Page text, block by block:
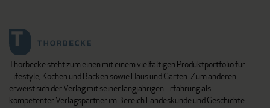
Thorbecke steht zum einen mit einem vielfältigen Produktportfolio für
Lifestyle, Kochen und Backen sowie Haus und Garten. Zum anderen
erweist sich der Verlag mit seiner langjährigen Erfahrung als
kompetenter Verlagspartner im Bereich Landeskunde und Geschichte.